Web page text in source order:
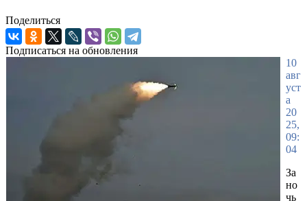
Поделиться
Подписаться на обновления
10
авг
уст
а
20
25,
09:
04
За
но
чь